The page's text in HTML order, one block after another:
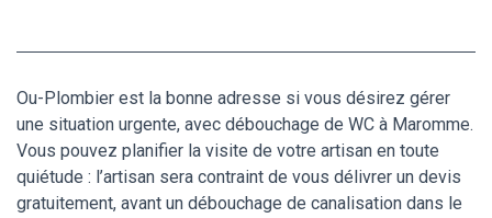
Ou-Plombier est la bonne adresse si vous désirez gérer
une situation urgente, avec débouchage de WC à Maromme.
Vous pouvez planifier la visite de votre artisan en toute
quiétude : l’artisan sera contraint de vous délivrer un devis
gratuitement, avant un débouchage de canalisation dans le